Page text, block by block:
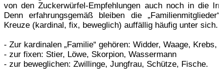
von den Zuckerwürfel-Empfehlungen auch noch in die
Denn erfahrungsgemäß bleiben die
Kreuze (kardinal, fix, beweglich) auffällig häufig unter sich.
- Zur kardinalen „Familie“ gehören: Widder, Waage,
- zur fixen: Stier, Löwe, Skorpion, Wassermann
- zur beweglichen: Zwillinge, Jungfrau, Schütze, Fische.